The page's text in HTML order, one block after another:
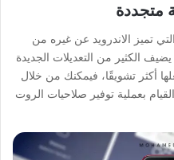
متجددة
تميز الاندرويد عن غيره من
الكثير من التعديلات الجديدة
أكثر تشويقًا، فيمكنك من خلال
بعملية توفير صلاحيات الروت